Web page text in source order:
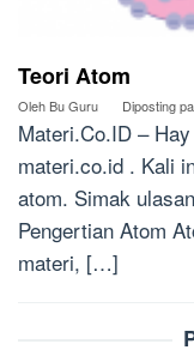
Teori Atom
Oleh Bu Guru Diposting
Materi.Co.ID –
materi.co.id . Kali
atom. Simak
Pengertian Atom
materi, […]